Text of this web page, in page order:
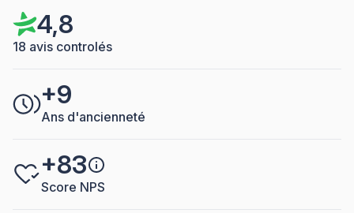
4,8
18 avis controlés
+9
Ans d'ancienneté
+83
Score NPS